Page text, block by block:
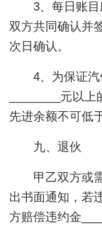
3、每日账
双方共同确认并
次日确认。
4、为保证
________元以
先进余额不可低
九、退伙
甲乙双方或
出书面通知，若
方赔偿违约金